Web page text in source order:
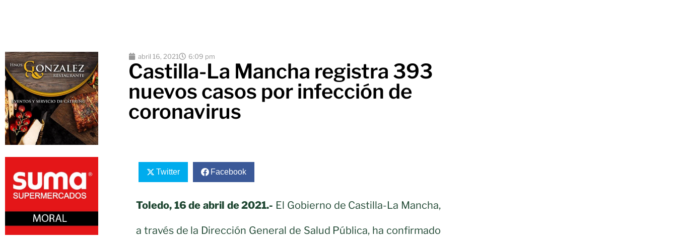
abril 16, 2021 6:09 pm
Castilla-La Mancha registra 393
nuevos casos por infección de
coronavirus
Twitter Facebook
Toledo, 16 de abril de 2021.- El Gobierno de Castilla-La Mancha,
a través de la Dirección General de Salud Pública, ha confirmado